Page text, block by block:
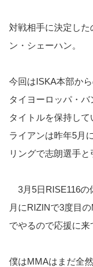
対戦相手に決定した
ン・シェーハン。
今回はISKA本部か
タイヨーロッパ・
タイトルを保持して
ライアンは昨年5月
リングで志朗選手と
3月5日RISE116の
月にRIZINで3度目
でやるので応援に来
僕はMMAはまだ全